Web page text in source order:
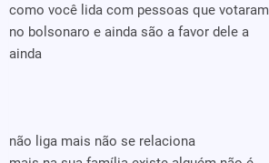
como você lida com pessoas que votaram
no bolsonaro e ainda são a favor dele a
ainda
não liga mais não se relaciona